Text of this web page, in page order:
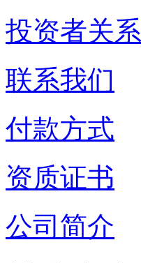
投资者关系
联系我们
付款方式
资质证书
公司简介